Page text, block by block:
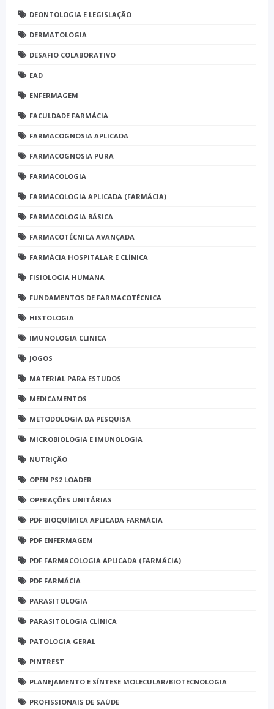
DEONTOLOGIA E LEGISLAÇÃO
DERMATOLOGIA
DESAFIO COLABORATIVO
EAD
ENFERMAGEM
FACULDADE FARMÁCIA
FARMACOGNOSIA APLICADA
FARMACOGNOSIA PURA
FARMACOLOGIA
FARMACOLOGIA APLICADA (FARMÁCIA)
FARMACOLOGIA BÁSICA
FARMACOTÉCNICA AVANÇADA
FARMÁCIA HOSPITALAR E CLÍNICA
FISIOLOGIA HUMANA
FUNDAMENTOS DE FARMACOTÉCNICA
HISTOLOGIA
IMUNOLOGIA CLINICA
JOGOS
MATERIAL PARA ESTUDOS
MEDICAMENTOS
METODOLOGIA DA PESQUISA
MICROBIOLOGIA E IMUNOLOGIA
NUTRIÇÃO
OPEN PS2 LOADER
OPERAÇÕES UNITÁRIAS
PDF BIOQUÍMICA APLICADA FARMÁCIA
PDF ENFERMAGEM
PDF FARMACOLOGIA APLICADA (FARMÁCIA)
PDF FARMÁCIA
PARASITOLOGIA
PARASITOLOGIA CLÍNICA
PATOLOGIA GERAL
PINTREST
PLANEJAMENTO E SÍNTESE MOLECULAR/BIOTECNOLOGIA
PROFISSIONAIS DE SAÚDE